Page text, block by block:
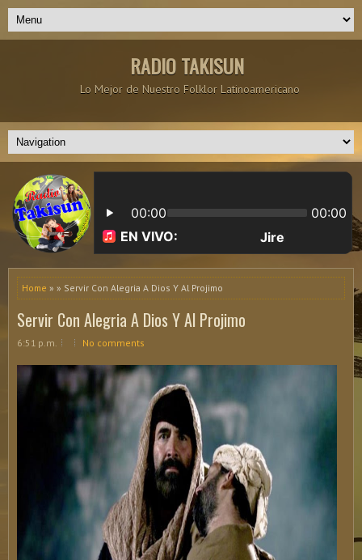
RADIO TAKISUN
Lo Mejor de Nuestro Folklor Latinoamericano
Home » » Servir Con Alegria A Dios Y Al Projimo
Servir Con Alegria A Dios Y Al Projimo
6:51 p.m. No comments